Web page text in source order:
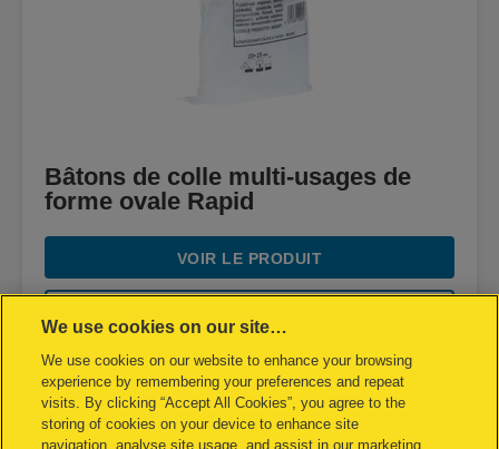
Bâtons de colle multi-usages de
forme ovale Rapid
VOIR LE PRODUIT
We use cookies on our site…
We use cookies on our website to enhance your browsing
experience by remembering your preferences and repeat
visits. By clicking “Accept All Cookies”, you agree to the
storing of cookies on your device to enhance site
navigation, analyse site usage, and assist in our marketing